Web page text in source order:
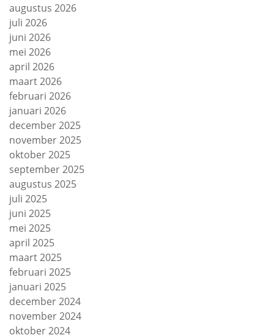
augustus 2026
juli 2026
juni 2026
mei 2026
april 2026
maart 2026
februari 2026
januari 2026
december 2025
november 2025
oktober 2025
september 2025
augustus 2025
juli 2025
juni 2025
mei 2025
april 2025
maart 2025
februari 2025
januari 2025
december 2024
november 2024
oktober 2024